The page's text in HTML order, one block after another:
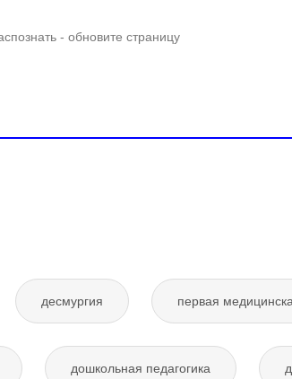
- обновите страницу
десмургия первая
дошкольная педагогика